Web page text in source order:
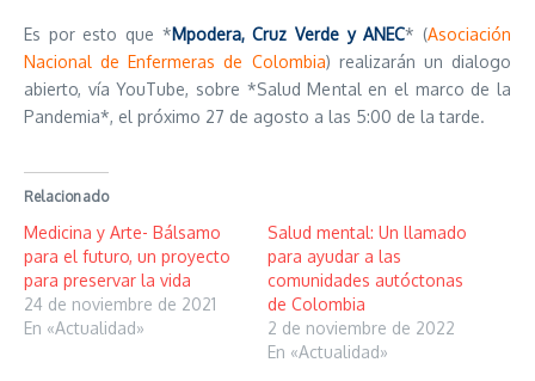
Es por esto que *Mpodera, Cruz Verde y ANEC* (Asociación
Nacional de Enfermeras de Colombia) realizarán un dialogo
abierto, vía YouTube, sobre *Salud Mental en el marco de la
Pandemia*, el próximo 27 de agosto a las 5:00 de la tarde.
Relacionado
Medicina y Arte- Bálsamo
para el futuro, un proyecto
para preservar la vida
24 de noviembre de 2021
En «Actualidad»
Salud mental: Un llamado
para ayudar a las
comunidades autóctonas
de Colombia
2 de noviembre de 2022
En «Actualidad»